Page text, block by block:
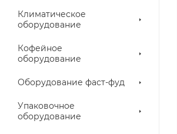
Климатическое
оборудование
Кофейное
оборудование
Оборудование фаст-фуд
Упаковочное
оборудование